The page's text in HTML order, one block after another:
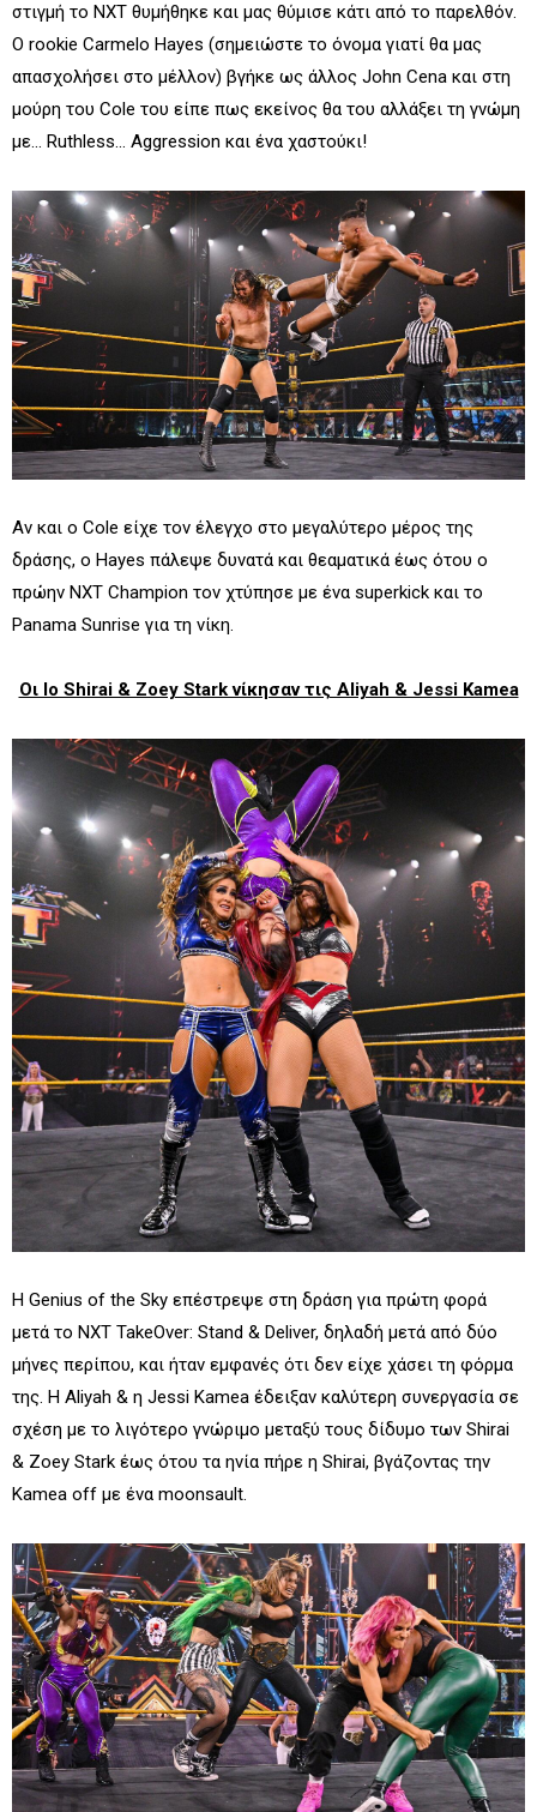
στιγμή το NXT θυμήθηκε και μας θύμισε κάτι από το παρελθόν.
Ο rookie Carmelo Hayes (σημειώστε το όνομα γιατί θα μας
απασχολήσει στο μέλλον) βγήκε ως άλλος John Cena και στη
μούρη του Cole του είπε πως εκείνος θα του αλλάξει τη γνώμη
με... Ruthless... Aggression και ένα χαστούκι!
Αν και ο Cole είχε τον έλεγχο στο μεγαλύτερο μέρος της
δράσης, ο Hayes πάλεψε δυνατά και θεαματικά έως ότου ο
πρώην NXT Champion τον χτύπησε με ένα superkick και το
Panama Sunrise για τη νίκη.
Οι Io Shirai & Zoey Stark νίκησαν τις Aliyah & Jessi Kamea
Η Genius of the Sky επέστρεψε στη δράση για πρώτη φορά
μετά το NXT TakeOver: Stand & Deliver, δηλαδή μετά από δύο
μήνες περίπου, και ήταν εμφανές ότι δεν είχε χάσει τη φόρμα
της. Η Aliyah & η Jessi Kamea έδειξαν καλύτερη συνεργασία σε
σχέση με το λιγότερο γνώριμο μεταξύ τους δίδυμο των Shirai
& Zoey Stark έως ότου τα ηνία πήρε η Shirai, βγάζοντας την
Kamea off με ένα moonsault.